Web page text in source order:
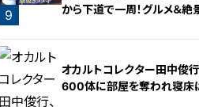
9
から下道で一周！グルメ＆絶
オカルトコレクター田中俊
600体に部屋を奪われ寝床